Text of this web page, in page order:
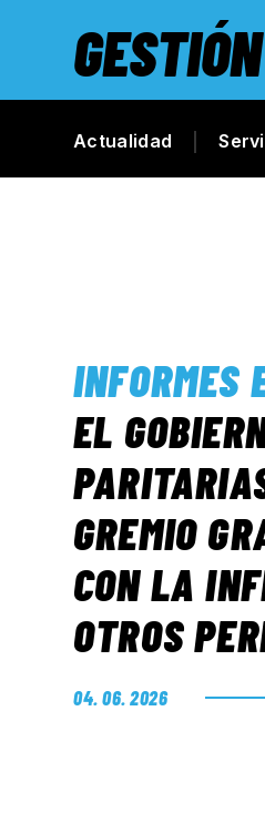
GESTIÓN
Actualidad
INFORMES
EL
GREMIO
CON LA
OTROS
04. 06. 2026